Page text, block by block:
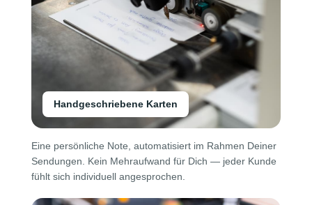
Handgeschriebene Karten
Eine persönliche Note, automatisiert im Rahmen Deiner
Sendungen. Kein Mehraufwand für Dich — jeder Kunde
fühlt sich individuell angesprochen.